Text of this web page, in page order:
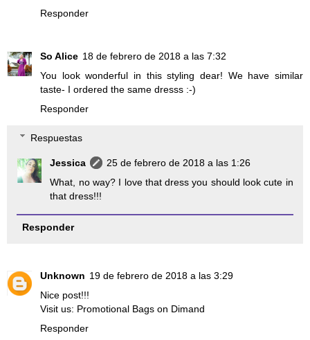
Responder
So Alice 18 de febrero de 2018 a las 7:32
You look wonderful in this styling dear! We have similar
taste- I ordered the same dresss :-)
Responder
Respuestas
Jessica
25 de febrero de 2018 a las 1:26
What, no way? I love that dress you should look cute in
that dress!!!
Responder
Unknown 19 de febrero de 2018 a las 3:29
Nice post!!!
Visit us: Promotional Bags on Dimand
Responder